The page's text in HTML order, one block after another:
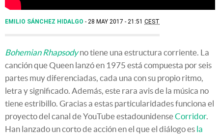
EMILIO SÁNCHEZ HIDALGO 28 MAY 2017 - 21:51 CEST
Bohemian Rhapsodyno tiene una estructura corriente. La
canción que Queen lanzó en 1975 está compuesta por seis
partes muy diferenciadas, cada una con su propio ritmo,
letra y significado. Además, este rara avis de la música no
tiene estribillo. Gracias a estas particularidades funciona el
proyecto del canal de YouTube estadounidenseCorridor.
Han lanzado un corto de acción en el que el diálogo es la